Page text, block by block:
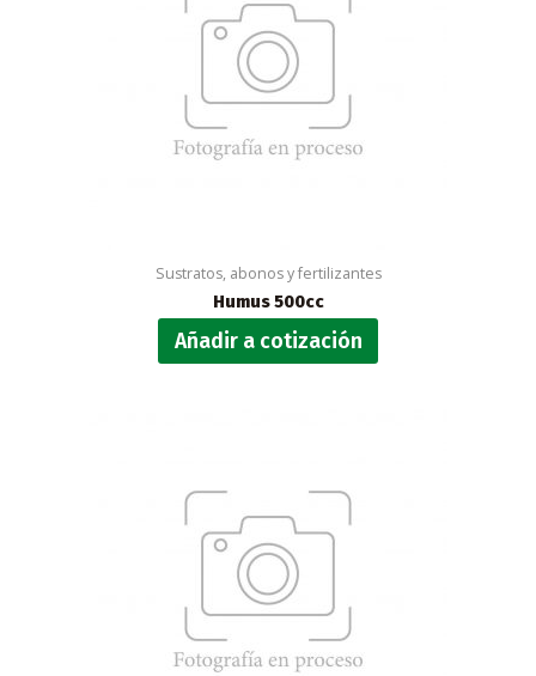
Sustratos, abonos y fertilizantes
Humus 500cc
Añadir a cotización